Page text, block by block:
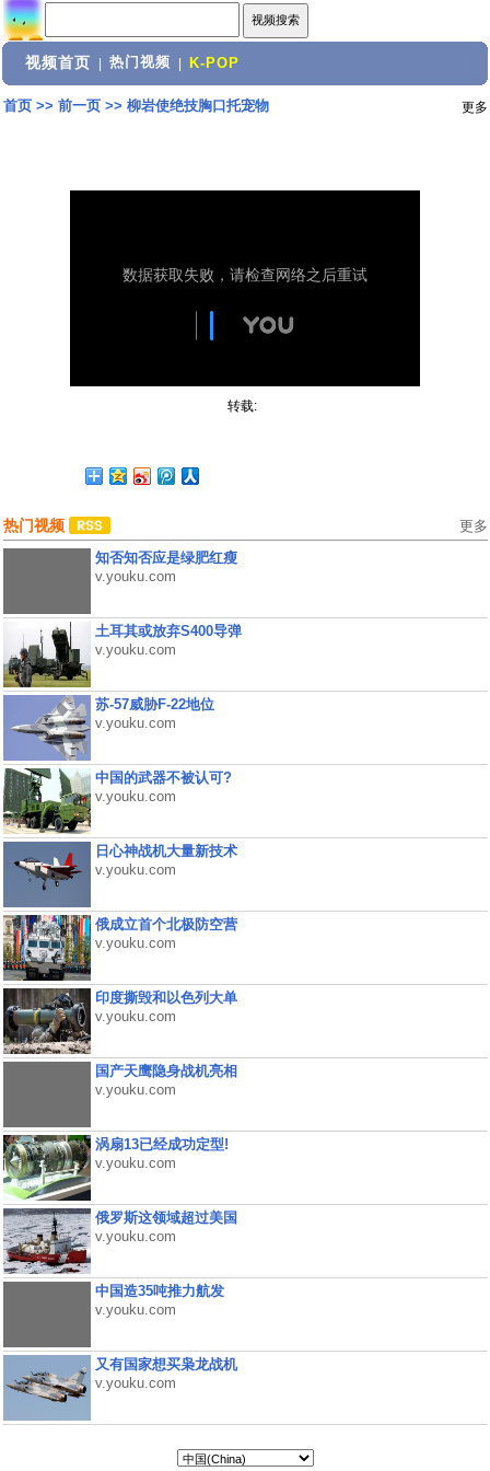
视频首页 热门视频 K-POP
首页>> 前一页>> 柳岩使绝技胸口托宠物 更多
转载:
热门视频 更多
知否知否应是绿肥红瘦
v.youku.com
土耳其或放弃S400导弹
v.youku.com
苏-57威胁F-22地位
v.youku.com
中国的武器不被认可?
v.youku.com
日心神战机大量新技术
v.youku.com
俄成立首个北极防空营
v.youku.com
印度撕毁和以色列大单
v.youku.com
国产天鹰隐身战机亮相
v.youku.com
涡扇13已经成功定型!
v.youku.com
俄罗斯这领域超过美国
v.youku.com
中国造35吨推力航发
v.youku.com
又有国家想买枭龙战机
v.youku.com